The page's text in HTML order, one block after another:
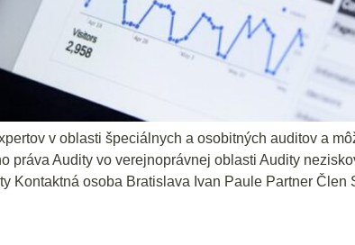
v oblasti špeciálnych a osobitných auditov a
práva Audity vo verejnoprávnej oblasti Audity
Kontaktná osoba Bratislava Ivan Paule Partner Člen